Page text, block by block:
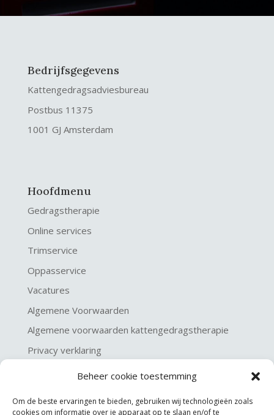
Beheer cookie toestemming
Om de beste ervaringen te bieden, gebruiken wij technologieën zoals
cookies om informatie over je apparaat op te slaan en/of te
Bedrijfsgegevens
Kattengedragsadviesbureau
Postbus 11375
1001 GJ Amsterdam
Hoofdmenu
Gedragstherapie
Online services
Trimservice
Oppasservice
Vacatures
Algemene Voorwaarden
Algemene voorwaarden kattengedragstherapie
Privacy verklaring
Disclaimer & Copyright